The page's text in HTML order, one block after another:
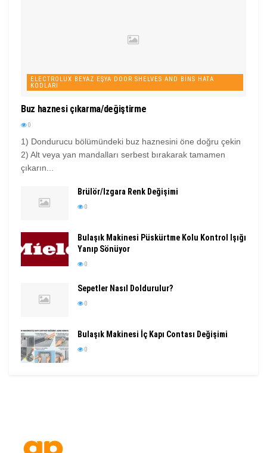
ELECTROLUX BEYAZ EŞYA DOOR SHELVES AND BINS HATA
KODLARI
Buz haznesi çıkarma/değiştirme
0
1) Dondurucu bölümündeki buz haznesini öne doğru çekin
2) Alt veya yan mandalları serbest bırakarak tamamen
çıkarın...
Brülör/Izgara Renk Değişimi
0
Bulaşık Makinesi Püskürtme Kolu Kontrol Işığı
Yanıp Sönüyor
0
Sepetler Nasıl Doldurulur?
0
Bulaşık Makinesi İç Kapı Contası Değişimi
0